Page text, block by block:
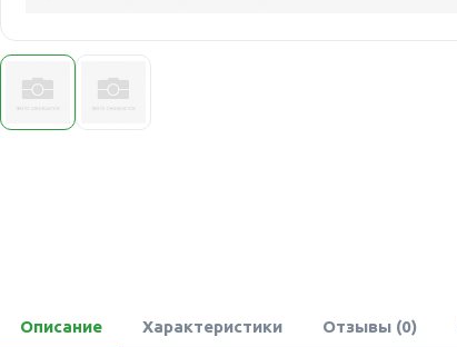
Описание Характеристики Отзывы (0)